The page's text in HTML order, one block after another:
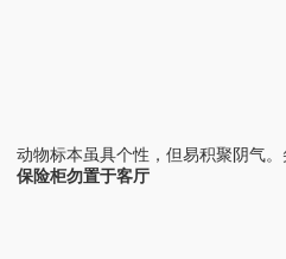
动物标本虽具个性，但易积聚阴气
保险柜勿置于客厅